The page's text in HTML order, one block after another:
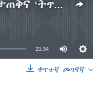
“በአንድ አገር ውስጥ ሊታጠቅና ‘ትጥቅ’ ላይ ሊያዝዝ የሚችለው መንግሥት ‘ብቻ ነው"- ዶክተር አወል አሎ
available
21:34
ቀጥተኛ መገናኛ